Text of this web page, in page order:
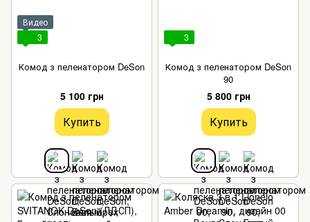
Видео
3
Комод з пеленатором DeSon
5 100 грн
Купить
3
Комод з пеленатором DeSon
90
5 800 грн
Купить